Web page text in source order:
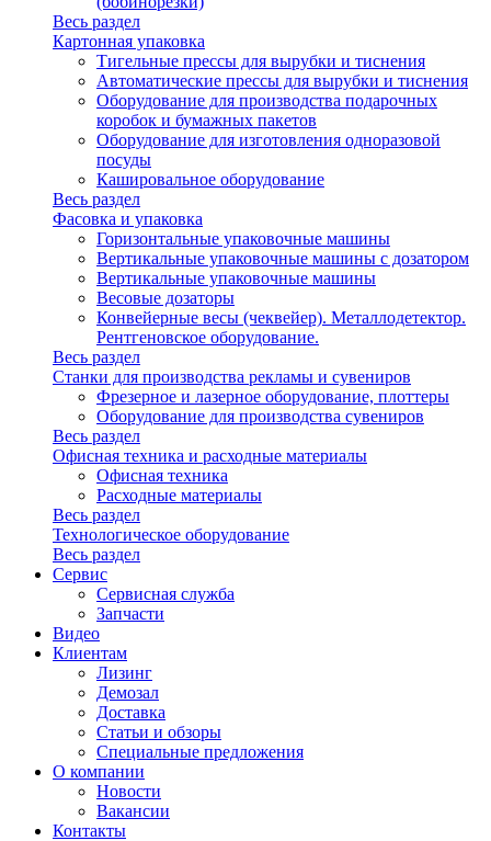
Весь раздел
Картонная упаковка
Тигельные прессы для вырубки и тиснения
Автоматические прессы для вырубки и тиснения
Оборудование для производства подарочных
коробок и бумажных пакетов
Оборудование для изготовления одноразовой
посуды
Кашировальное оборудование
Весь раздел
Фасовка и упаковка
Горизонтальные упаковочные машины
Вертикальные упаковочные машины с дозатором
Вертикальные упаковочные машины
Весовые дозаторы
Конвейерные весы (чеквейер). Металлодетектор.
Рентгеновское оборудование.
Весь раздел
Станки для производства рекламы и сувениров
Фрезерное и лазерное оборудование, плоттеры
Оборудование для производства сувениров
Весь раздел
Офисная техника и расходные материалы
Офисная техника
Расходные материалы
Весь раздел
Технологическое оборудование
Весь раздел
Сервис
Сервисная служба
Запчасти
Видео
Клиентам
Лизинг
Демозал
Доставка
Статьи и обзоры
Специальные предложения
О компании
Новости
Вакансии
Контакты